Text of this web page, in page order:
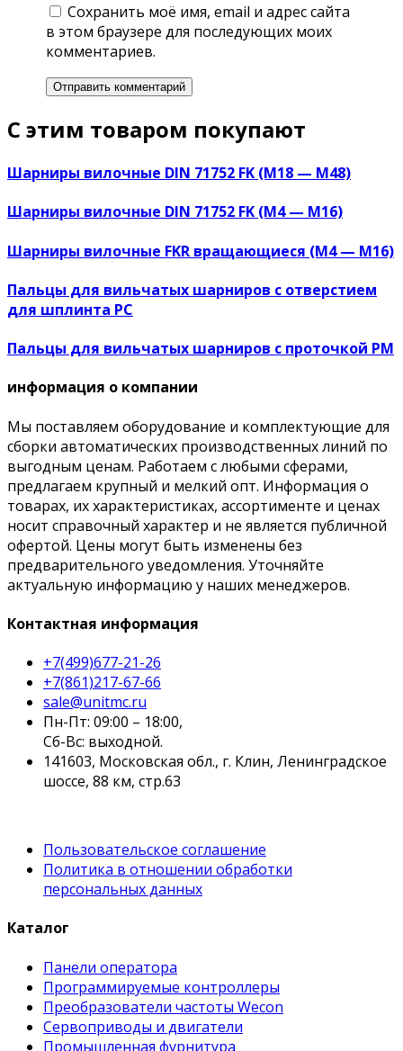
Сохранить моё имя, email и адрес сайта
в этом браузере для последующих моих
комментариев.
С этим товаром покупают
Шарниры вилочные DIN 71752 FK (М18 — М48)
Шарниры вилочные DIN 71752 FK (М4 — М16)
Шарниры вилочные FKR вращающиеся (М4 — М16)
Пальцы для вильчатых шарниров с отверстием
для шплинта PC
Пальцы для вильчатых шарниров с проточкой PM
информация о компании
Мы поставляем оборудование и комплектующие для
сборки автоматических производственных линий по
выгодным ценам. Работаем с любыми сферами,
предлагаем крупный и мелкий опт. Информация о
товарах, их характеристиках, ассортименте и ценах
носит справочный характер и не является публичной
офертой. Цены могут быть изменены без
предварительного уведомления. Уточняйте
актуальную информацию у наших менеджеров.
Контактная информация
+7(499)677-21-26
+7(861)217-67-66
sale@unitmc.ru
Пн-Пт: 09:00 – 18:00,
Сб-Вс: выходной.
141603, Московская обл., г. Клин, Ленинградское
шоссе, 88 км, стр.63
Пользовательское соглашение
Политика в отношении обработки
персональных данных
Каталог
Панели оператора
Программируемые контроллеры
Преобразователи частоты Wecon
Сервоприводы и двигатели
Промышленная фурнитура